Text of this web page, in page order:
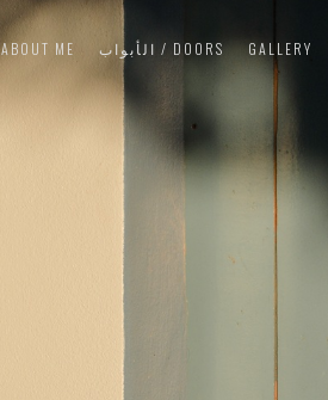
ABOUT ME الأبواب / DOORS GALLERY